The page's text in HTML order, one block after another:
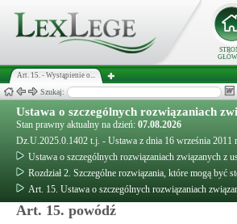
Art. 15. - Wystąpienie o...
Szukaj:
Ustawa o szczególnych rozwiązaniach
Stan prawny aktualny na dzień: 07.08.2026
Dz.U.2025.0.1402 t.j. - Ustawa z dnia 16 września
Ustawa o szczególnych rozwiązaniach związanych z
Rozdział 2. Szczególne rozwiązania, które mogą być
Art. 15. Ustawa o szczególnych rozwiązaniach
Art. 15. powódź